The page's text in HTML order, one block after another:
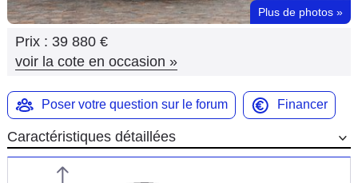
Moto
Marques
Plus de photos »
Prix : 39 880 €
voir la cote en occasion »
Poser votre question sur le forum Financer
Caractéristiques détaillées